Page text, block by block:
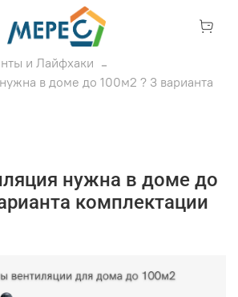
и Лайфхаки
в доме до 100м2 ? 3 варианта
нужна в доме до
комплектации